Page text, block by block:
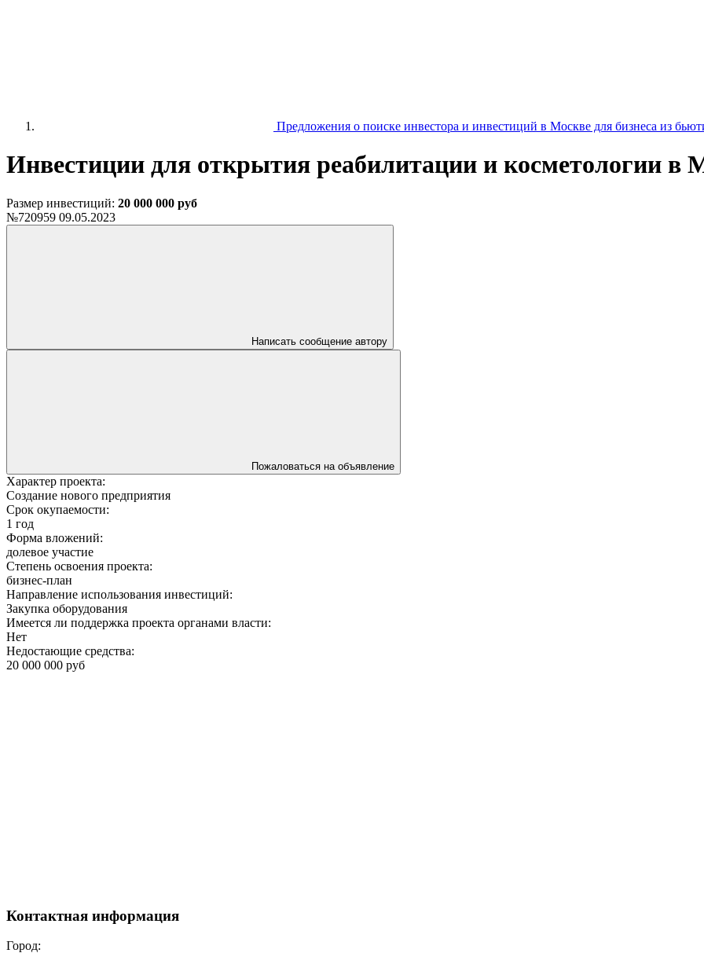
Предложения о поиске инвестора и инвестиций в Москве для бизнеса из
Инвестиции для открытия реабилитации и косметологии в
Размер инвестиций: 20 000 000 руб
№720959 09.05.2023
Написать сообщение автору
Пожаловаться на объявление
Характер проекта:
Создание нового предприятия
Срок окупаемости:
1 год
Форма вложений:
долевое участие
Степень освоения проекта:
бизнес-план
Направление использования инвестиций:
Закупка оборудования
Имеется ли поддержка проекта органами власти:
Нет
Недостающие средства:
20 000 000 руб
Контактная информация
Город: